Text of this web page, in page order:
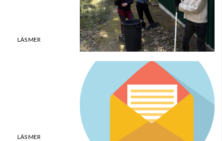
LÄS MER
LÄS MER